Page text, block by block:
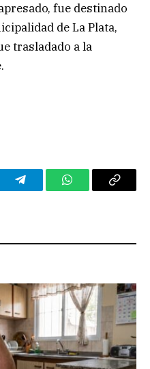
fue destinado
de La Plata,
trasladado a la
TelegramWhatsAppCopy